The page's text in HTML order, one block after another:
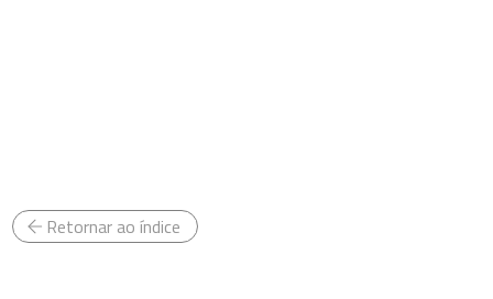
Retornar ao índice